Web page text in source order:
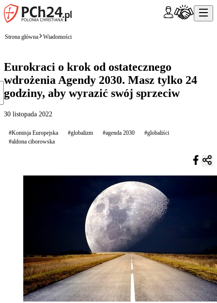
Strona główna Wiadomości
Eurokraci o krok od ostatecznego
wdrożenia Agendy 2030. Masz tylko 24
godziny, aby wyrazić swój sprzeciw
30 listopada 2022
#Komisja Europejska #globalizm #agenda 2030
#globaliści
#aldona ciborowska